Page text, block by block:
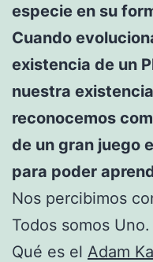
especie en su
Cuando
existencia de un
nuestra
reconocemos
de un gran juego
para poder
Nos percibimos
Todos somos Uno.
Qué es el Adam